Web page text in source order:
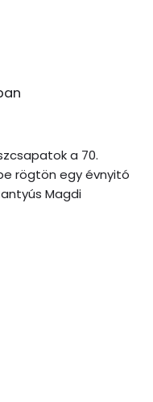
a 70.
rögtön egy évnyitó
Magdi